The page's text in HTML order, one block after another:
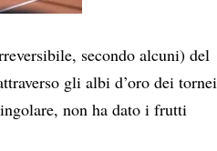
secondo alcuni) del
gli albi d’oro dei tornei
non ha dato i frutti